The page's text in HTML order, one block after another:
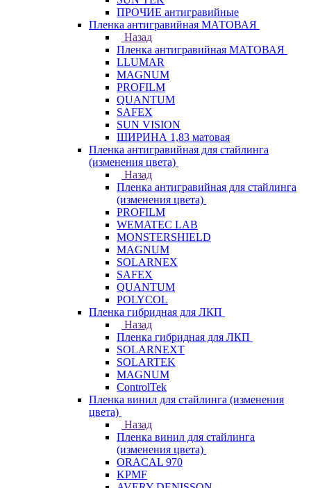
ПРОЧИЕ антигравийные
Пленка антигравийная МАТОВАЯ
Назад
Пленка антигравийная МАТОВАЯ
LLUMAR
MAGNUM
PROFILM
QUANTUM
SAFEX
SUN VISION
ШИРИНА 1,83 матовая
Пленка антигравийная для стайлинга
(изменения цвета)
Назад
Пленка антигравийная для стайлинга
(изменения цвета)
PROFILM
WEMATEC LAB
MONSTERSHIELD
MAGNUM
SOLARNEX
SAFEX
QUANTUM
POLYCOL
Пленка гибридная для ЛКП
Назад
Пленка гибридная для ЛКП
SOLARNEXT
SOLARTEK
MAGNUM
ControlTek
Пленка винил для стайлинга (изменения
цвета)
Назад
Пленка винил для стайлинга
(изменения цвета)
ORACAL 970
KPMF